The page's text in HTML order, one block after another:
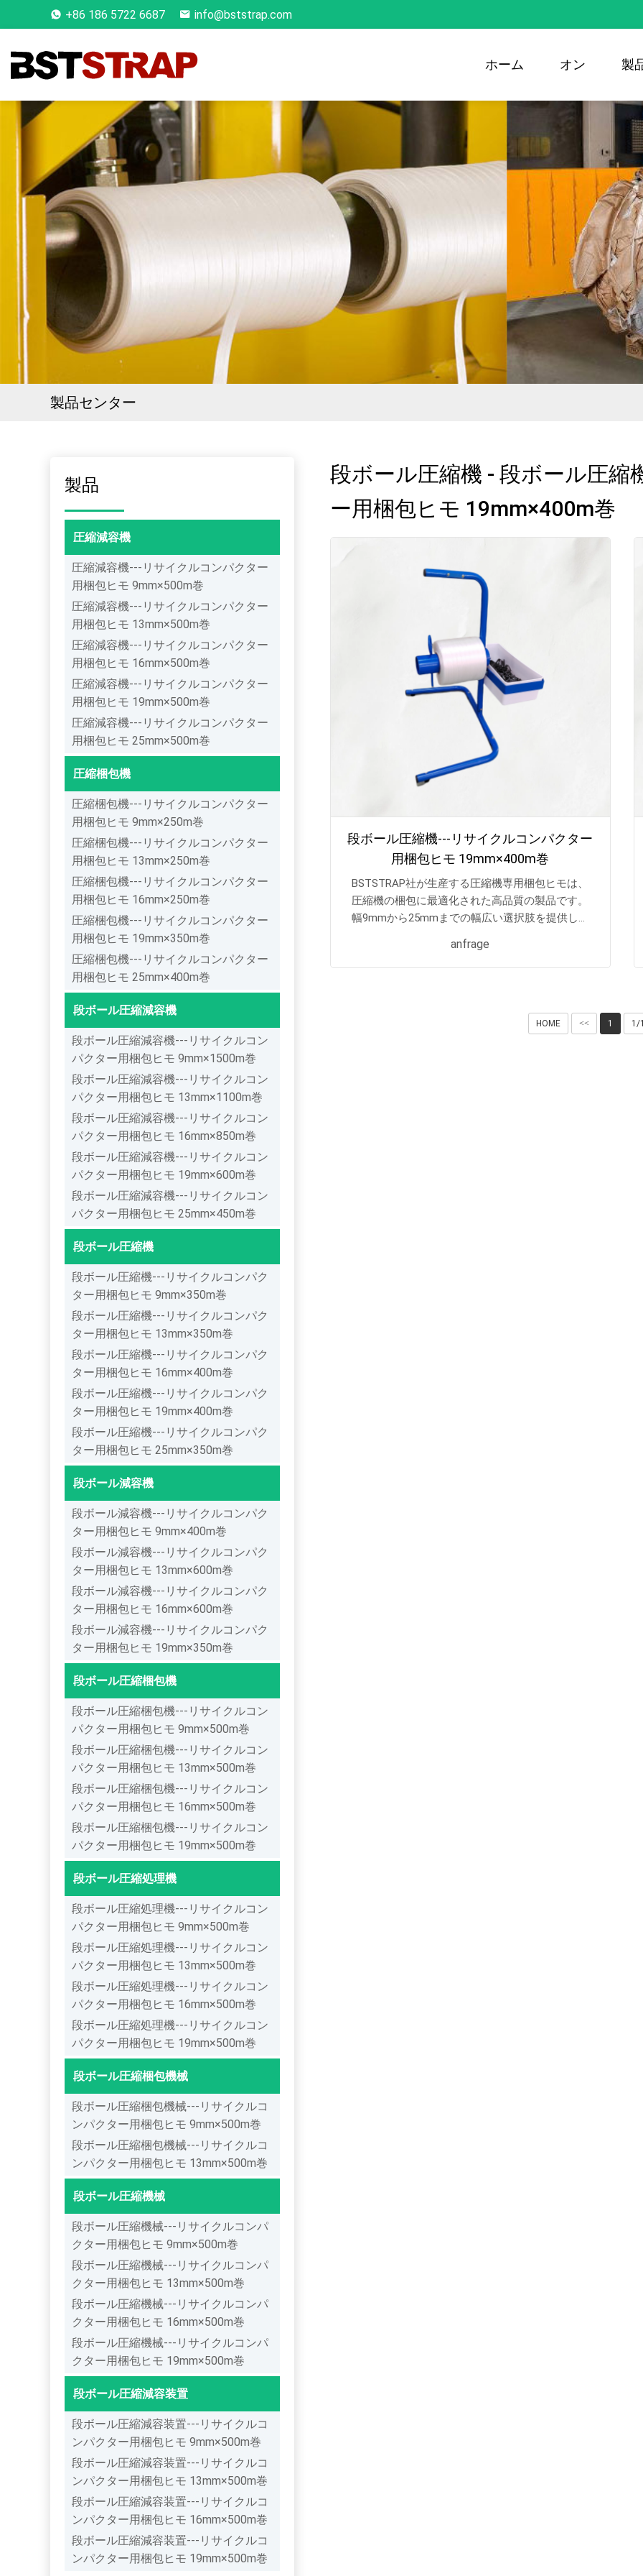
+86 186 5722 6687 info@bststrap.com
ホーム オン 製
製品センター
製品
圧縮減容機
圧縮減容機---リサイクルコンパクター
用梱包ヒモ 9mm×500m巻
圧縮減容機---リサイクルコンパクター
用梱包ヒモ 13mm×500m巻
圧縮減容機---リサイクルコンパクター
用梱包ヒモ 16mm×500m巻
圧縮減容機---リサイクルコンパクター
用梱包ヒモ 19mm×500m巻
圧縮減容機---リサイクルコンパクター
用梱包ヒモ 25mm×500m巻
圧縮梱包機
圧縮梱包機---リサイクルコンパクター
用梱包ヒモ 9mm×250m巻
圧縮梱包機---リサイクルコンパクター
用梱包ヒモ 13mm×250m巻
圧縮梱包機---リサイクルコンパクター
用梱包ヒモ 16mm×250m巻
圧縮梱包機---リサイクルコンパクター
用梱包ヒモ 19mm×350m巻
圧縮梱包機---リサイクルコンパクター
用梱包ヒモ 25mm×400m巻
段ボール圧縮減容機
段ボール圧縮減容機---リサイクルコン
パクター用梱包ヒモ 9mm×1500m巻
段ボール圧縮減容機---リサイクルコン
パクター用梱包ヒモ 13mm×1100m巻
段ボール圧縮減容機---リサイクルコン
パクター用梱包ヒモ 16mm×850m巻
段ボール圧縮減容機---リサイクルコン
パクター用梱包ヒモ 19mm×600m巻
段ボール圧縮減容機---リサイクルコン
パクター用梱包ヒモ 25mm×450m巻
段ボール圧縮機
段ボール圧縮機---リサイクルコンパク
ター用梱包ヒモ 9mm×350m巻
段ボール圧縮機---リサイクルコンパク
ター用梱包ヒモ 13mm×350m巻
段ボール圧縮機---リサイクルコンパク
ター用梱包ヒモ 16mm×400m巻
段ボール圧縮機---リサイクルコンパク
ター用梱包ヒモ 19mm×400m巻
段ボール圧縮機---リサイクルコンパク
ター用梱包ヒモ 25mm×350m巻
段ボール減容機
段ボール減容機---リサイクルコンパク
ター用梱包ヒモ 9mm×400m巻
段ボール減容機---リサイクルコンパク
ター用梱包ヒモ 13mm×600m巻
段ボール減容機---リサイクルコンパク
ター用梱包ヒモ 16mm×600m巻
段ボール減容機---リサイクルコンパク
ター用梱包ヒモ 19mm×350m巻
段ボール圧縮梱包機
段ボール圧縮梱包機---リサイクルコン
パクター用梱包ヒモ 9mm×500m巻
段ボール圧縮梱包機---リサイクルコン
パクター用梱包ヒモ 13mm×500m巻
段ボール圧縮梱包機---リサイクルコン
パクター用梱包ヒモ 16mm×500m巻
段ボール圧縮梱包機---リサイクルコン
パクター用梱包ヒモ 19mm×500m巻
段ボール圧縮処理機
段ボール圧縮処理機---リサイクルコン
パクター用梱包ヒモ 9mm×500m巻
段ボール圧縮処理機---リサイクルコン
パクター用梱包ヒモ 13mm×500m巻
段ボール圧縮処理機---リサイクルコン
パクター用梱包ヒモ 16mm×500m巻
段ボール圧縮処理機---リサイクルコン
パクター用梱包ヒモ 19mm×500m巻
段ボール圧縮梱包機械
段ボール圧縮梱包機械---リサイクルコ
ンパクター用梱包ヒモ 9mm×500m巻
段ボール圧縮梱包機械---リサイクルコ
ンパクター用梱包ヒモ 13mm×500m巻
段ボール圧縮機械
段ボール圧縮機械---リサイクルコンパ
クター用梱包ヒモ 9mm×500m巻
段ボール圧縮機械---リサイクルコンパ
クター用梱包ヒモ 13mm×500m巻
段ボール圧縮機械---リサイクルコンパ
クター用梱包ヒモ 16mm×500m巻
段ボール圧縮機械---リサイクルコンパ
クター用梱包ヒモ 19mm×500m巻
段ボール圧縮減容装置
段ボール圧縮減容装置---リサイクルコ
ンパクター用梱包ヒモ 9mm×500m巻
段ボール圧縮減容装置---リサイクルコ
ンパクター用梱包ヒモ 13mm×500m巻
段ボール圧縮減容装置---リサイクルコ
ンパクター用梱包ヒモ 16mm×500m巻
段ボール圧縮減容装置---リサイクルコ
ンパクター用梱包ヒモ 19mm×500m巻
段ボール圧縮機 - 段ボール圧縮
ー用梱包ヒモ 19mm×400m巻
段ボール圧縮機---リサイクルコンパクター
用梱包ヒモ 19mm×400m巻
BSTSTRAP社が生産する圧縮機専用梱包ヒモは、
圧縮機の梱包に最適化された高品質の製品です。
幅9mmから25mmまでの幅広い選択肢を提供し、
定して梱包するのに十分な長さと強度を提供しま
す。
anfrage
HOME << 1 1/1